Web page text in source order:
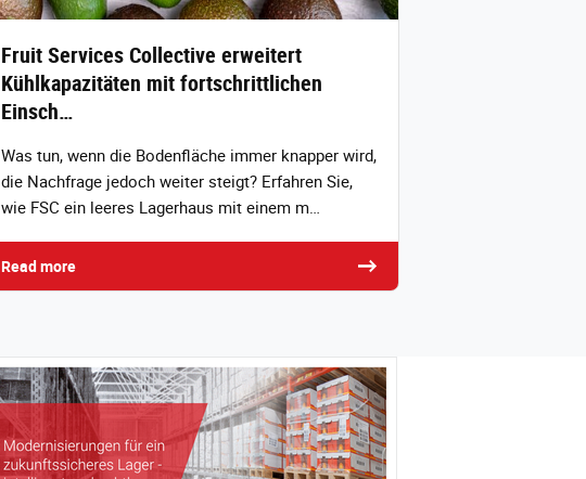
Fruit Services Collective erweitert
Kühlkapazitäten mit fortschrittlichen
Einsch…
Was tun, wenn die Bodenfläche immer knapper wird,
die Nachfrage jedoch weiter steigt? Erfahren Sie,
wie FSC ein leeres Lagerhaus mit einem m…
Read more